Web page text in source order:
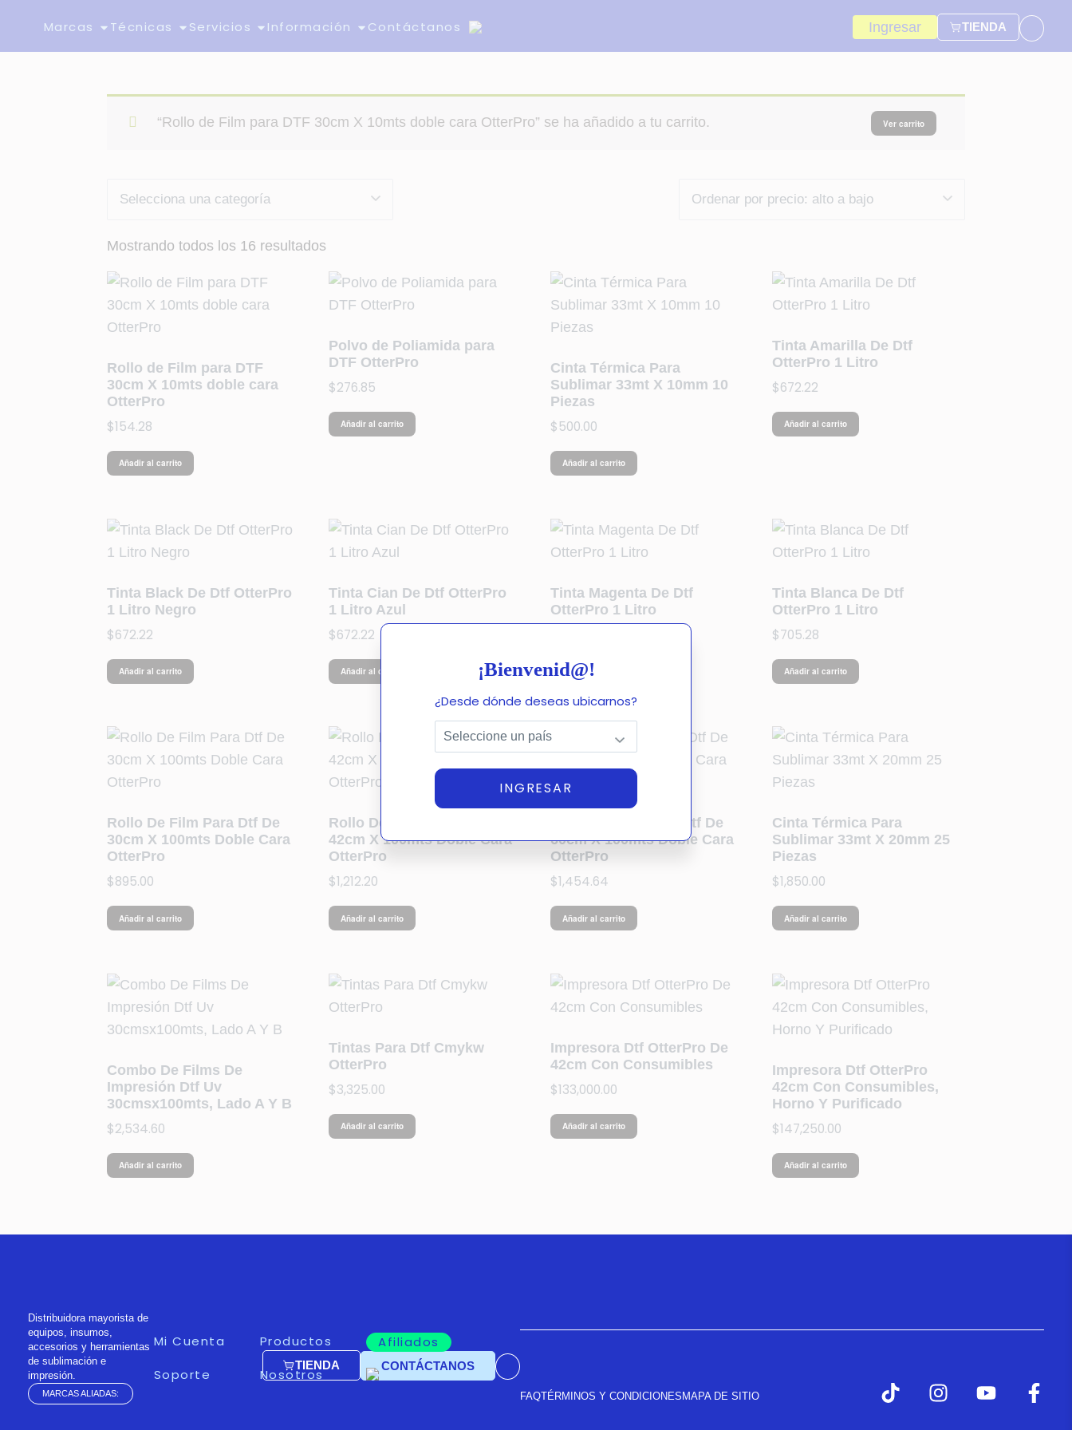
Marcas Técnicas Servicios Información Contáctanos Ingresar TIENDA
¡Bienvenid@!
¿Desde dónde deseas ubicarnos?
INGRESAR
“Rollo de Film para DTF 30cm X 10mts doble cara OtterPro” se ha añadido a tu carrito. Ver carrito
Mostrando todos los 16 resultados
Rollo de Film para DTF
30cm X 10mts doble cara
OtterPro
$154.28
Añadir al carrito
Polvo de Poliamida para
DTF OtterPro
$276.85
Añadir al carrito
Cinta Térmica Para
Sublimar 33mt X 10mm 10
Piezas
$500.00
Añadir al carrito
Tinta Amarilla De Dtf
OtterPro 1 Litro
$672.22
Añadir al carrito
Tinta Black De Dtf OtterPro
1 Litro Negro
$672.22
Añadir al carrito
Tinta Cian De Dtf OtterPro
1 Litro Azul
$672.22
Añadir al carrito
Tinta Magenta De Dtf
OtterPro 1 Litro
Añadir al carrito
Tinta Blanca De Dtf
OtterPro 1 Litro
$705.28
Añadir al carrito
Rollo De Film Para Dtf De
30cm X 100mts Doble Cara
OtterPro
$895.00
Añadir al carrito
Rollo De Film Para Dtf De
42cm X 100mts Doble Cara
OtterPro
$1,212.20
Añadir al carrito
Rollo De Film Para Dtf De
60cm X 100mts Doble Cara
OtterPro
$1,454.64
Añadir al carrito
Cinta Térmica Para
Sublimar 33mt X 20mm 25
Piezas
$1,850.00
Añadir al carrito
Combo De Films De
Impresión Dtf Uv
30cmsx100mts, Lado A Y B
$2,534.60
Añadir al carrito
Tintas Para Dtf Cmykw
OtterPro
$3,325.00
Añadir al carrito
Impresora Dtf OtterPro De
42cm Con Consumibles
$133,000.00
Añadir al carrito
Impresora Dtf OtterPro
42cm Con Consumibles,
Horno Y Purificado
$147,250.00
Añadir al carrito
Distribuidora mayorista de
equipos, insumos,
accesorios y herramientas
de sublimación e
impresión.
MARCAS ALIADAS:
Mi Cuenta
Soporte
Productos
Nosotros
Afiliados
TIENDA CONTÁCTANOS
FAQTÉRMINOS Y CONDICIONES MAPA DE SITIO